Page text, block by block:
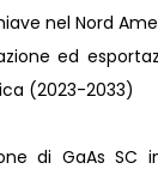
nel Nord
ed
(2023-2033)
di GaAs SC